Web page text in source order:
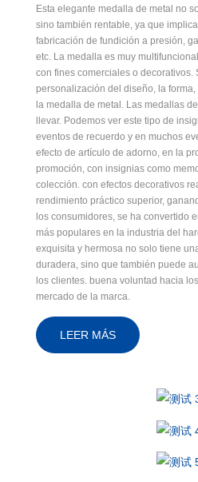
Esta elegante medalla de metal no
sino también rentable, ya que
fabricación de fundición a presión,
etc. La medalla es muy
con fines comerciales o decorativos.
personalización del diseño, la
la medalla de metal. Las medallas
llevar. Podemos ver este tipo de
eventos de recuerdo y en muchos
efecto de artículo de adorno, en la
promoción, con insignias como
colección. con efectos decorativos
rendimiento práctico superior,
los consumidores, se ha convertido
más populares en la industria del
exquisita y hermosa no solo tiene
duradera, sino que también puede
los clientes. buena voluntad hacia
mercado de la marca.